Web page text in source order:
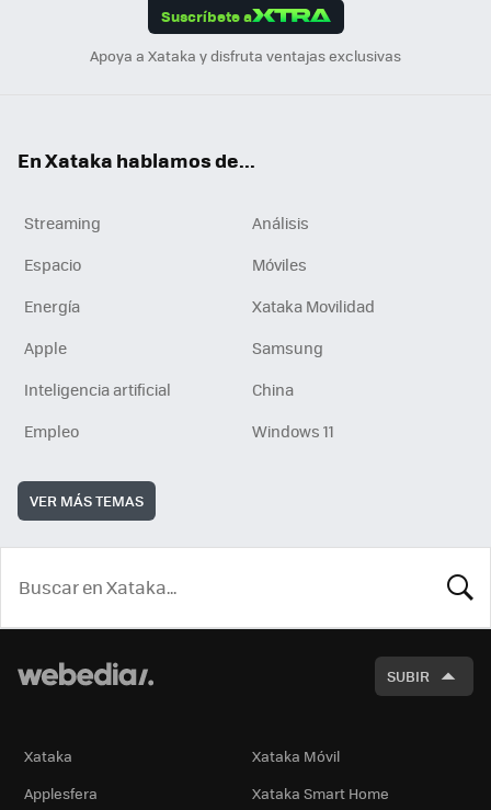
Suscríbete a
Apoya a Xataka y disfruta ventajas exclusivas
En Xataka hablamos de...
Streaming
Análisis
Espacio
Móviles
Energía
Xataka Movilidad
Apple
Samsung
Inteligencia artificial
China
Empleo
Windows 11
VER MÁS TEMAS
SUBIR
Xataka
Xataka Móvil
Applesfera
Xataka Smart Home